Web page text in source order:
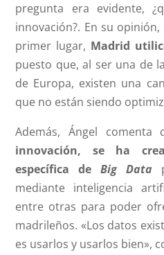
pregunta era evidente,
innovación?. En su
primer lugar, Madrid
puesto que, al ser una de
de Europa, existen una
que no están siendo
Además, Ángel comenta
innovación, se ha
específica deBig Data
mediante inteligencia
entre otras para poder
madrileños. «Los datos
es usarlos y usarlos bien»,